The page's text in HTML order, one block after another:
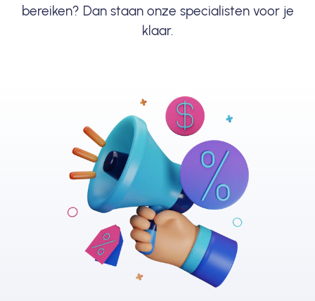
bereiken? Dan staan onze specialisten voor je
klaar.